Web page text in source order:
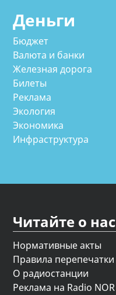
Деньги
Бюджет
Валюта и банки
Железная дорога
Билеты
Реклама
Экология
Экономика
Инфраструктура
Читайте о нас
Нормативные акты
Правила перепечатки
О радиостанции
Реклама на Radio NOR